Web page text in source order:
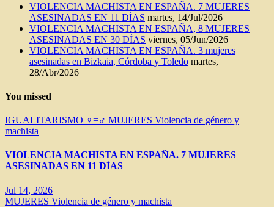
VIOLENCIA MACHISTA EN ESPAÑA. 7 MUJERES
ASESINADAS EN 11 DÍAS martes, 14/Jul/2026
VIOLENCIA MACHISTA EN ESPAÑA, 8 MUJERES
ASESINADAS EN 30 DÍAS viernes, 05/Jun/2026
VIOLENCIA MACHISTA EN ESPAÑA. 3 mujeres
asesinadas en Bizkaia, Córdoba y Toledo martes,
28/Abr/2026
You missed
IGUALITARISMO ♀=♂ MUJERES Violencia de género y
machista
VIOLENCIA MACHISTA EN ESPAÑA. 7 MUJERES
ASESINADAS EN 11 DÍAS
Jul 14, 2026
MUJERES Violencia de género y machista